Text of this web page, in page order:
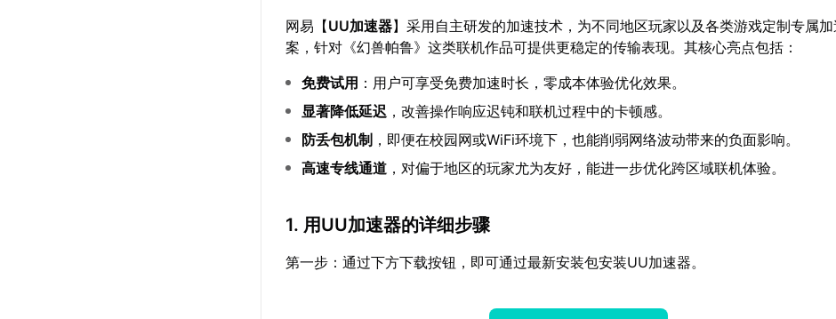
网易【UU加速器】采用自主研发的加速技术，为不同地区玩家以及各类游戏定制专属
案，针对《幻兽帕鲁》这类联机作品可提供更稳定的传输表现。其核心亮点包括：
免费试用 ：用户可享受免费加速时长，零成本体验优化效果。
显著降低延迟 ，改善操作响应迟钝和联机过程中的卡顿感。
防丢包机制 ，即便在校园网或WiFi环境下，也能削弱网络波动带来的负面影响。
高速专线通道 ，对偏于地区的玩家尤为友好，能进一步优化跨区域联机体验。
1. 用UU加速器的详细步骤
第一步：通过下方下载按钮，即可通过最新安装包安装UU加速器。